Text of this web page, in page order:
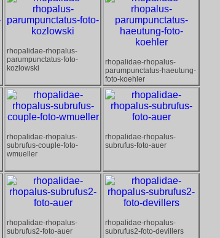
rhopalidae-rhopalus-
parumpunctatus-foto-
kozlowski
rhopalidae-rhopalus-
parumpunctatus-haeutung-
foto-koehler
rhopalidae-rhopalus-
subrufus-couple-foto-
wmueller
rhopalidae-rhopalus-
subrufus-foto-auer
rhopalidae-rhopalus-
subrufus2-foto-auer
rhopalidae-rhopalus-
subrufus2-foto-devillers